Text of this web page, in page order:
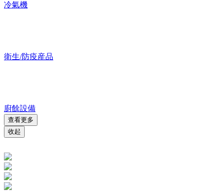
冷氣機
衛生/防疫産品
廚餘設備
查看更多
收起